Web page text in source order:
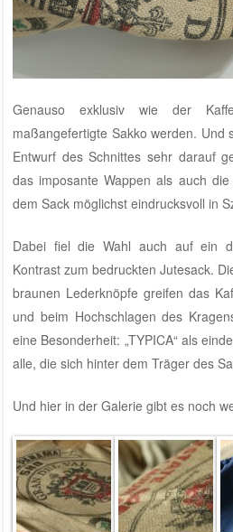
Genauso exklusiv wie der
maßangefertigte Sakko werden. Und
Entwurf des Schnittes sehr darauf
das imposante Wappen als auch
dem Sack möglichst eindrucksvoll in
Dabei fiel die Wahl auch auf ein
Kontrast zum bedruckten Jutesack.
braunen Lederknöpfe greifen das
und beim Hochschlagen des
eine Besonderheit: „TYPICA“ als
alle, die sich hinter dem Träger des
Und hier in der Galerie gibt es noch